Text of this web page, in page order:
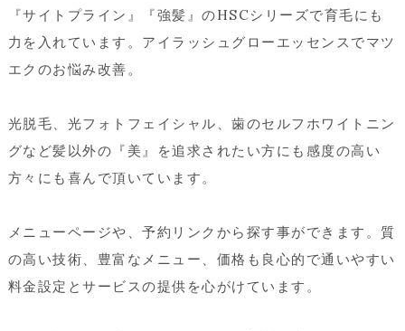
『サイトプライン』『強髪』のHSCシリーズで育毛にも
力を入れています。アイラッシュグローエッセンスでマツ
エクのお悩み改善。
光脱毛、光フォトフェイシャル、歯のセルフホワイトニン
グなど髪以外の『美』を追求されたい方にも感度の高い
方々にも喜んで頂いています。
メニューページや、予約リンクから探す事ができます。質
の高い技術、豊富なメニュー、価格も良心的で通いやすい
料金設定とサービスの提供を心がけています。